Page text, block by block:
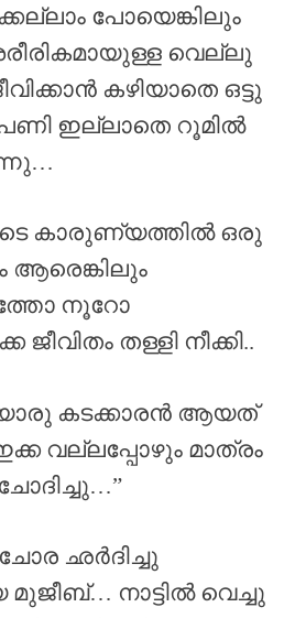
പോയെങ്കിലും
വെല്ലു
കഴിയാതെ ഒട്ടു
പണി ഇല്ലാതെ റൂമിൽ
കാരുണ്യത്തിൽ ഒരു
നൂറോ
ജീവിതം തള്ളി നീക്കി..
കടക്കാരൻ ആയത്
വല്ലപ്പോഴും മാത്രം
ഛർദിച്ചു
മുജീബ്… നാട്ടിൽ വെച്ചു